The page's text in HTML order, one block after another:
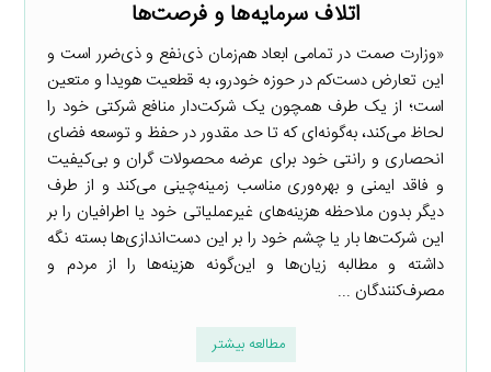
اتلاف سرمایه‌ها و فرصت‌ها
«وزارت صمت در تمامی ابعاد هم‌زمان ذی‌نفع و ذی‌ضرر است و
این تعارض دست‌کم در حوزه خودرو، به قطعیت هویدا و متعین
است؛ از یک طرف همچون یک شرکت‌دار منافع شرکتی خود را
لحاظ می‌کند، به‌گونه‌ای که تا حد مقدور در حفظ و توسعه فضای
انحصاری و رانتی خود برای عرضه محصولات گران و بی‌کیفیت
و فاقد ایمنی و بهره‌وری مناسب زمینه‌چینی می‌کند و از طرف
دیگر بدون ملاحظه هزینه‌های غیرعملیاتی خود یا اطرافیان را بر
این شرکت‌ها بار یا چشم خود را بر این دست‌اندازی‌ها بسته نگه
داشته و مطالبه زیان‌ها و این‌گونه هزینه‌ها را از مردم و
مصرف‌کنندگان ...
مطالعه بیشتر